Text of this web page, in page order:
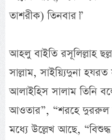
তাশরীক) তিনবার।”
আহলু বাইতি রসূলিল্লাহ
সাল্লাম, সাইয়্যিদুনা
আলাইহিস সালাম তিনি
আওতার”, “শরহে দুররুল
মধ্যে উল্লেখ আছে,